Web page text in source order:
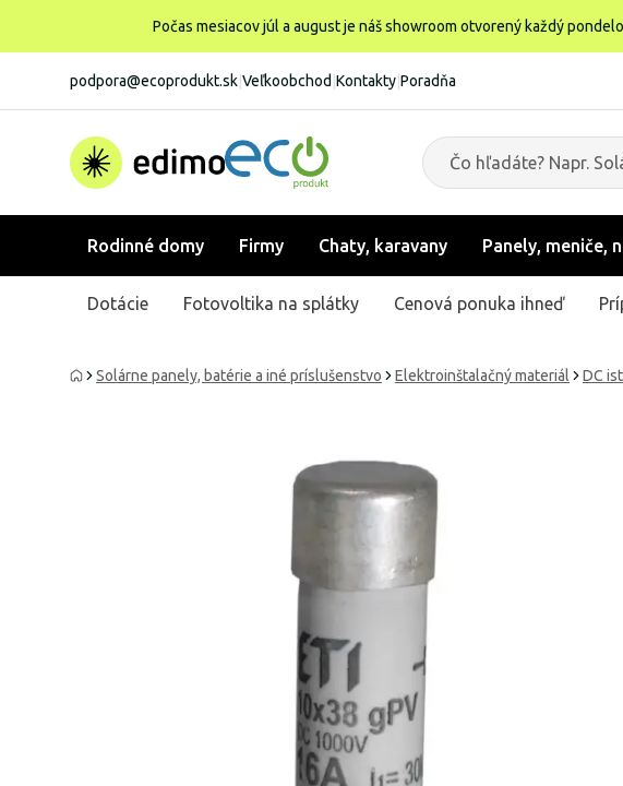
Počas mesiacov júl a august je náš showroom otvorený každý
podpora@ecoprodukt.sk Veľkoobchod Kontakty Poradňa
Rodinné domy Firmy Chaty, karavany Panely, meniče,
Dotácie Fotovoltika na splátky Cenová ponuka ihneď
Solárne panely, batérie a iné príslušenstvo Elektroinštalačný materiál DC